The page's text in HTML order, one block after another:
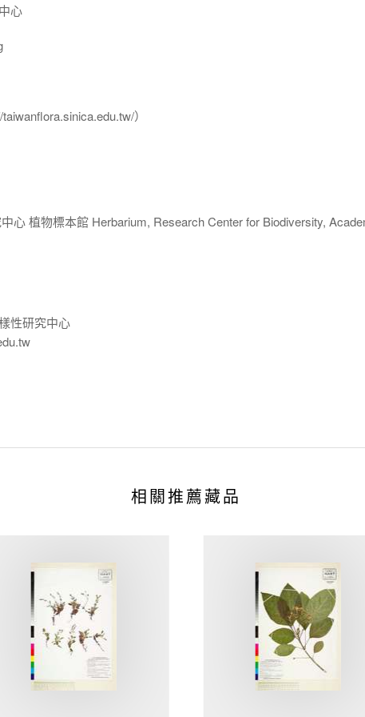
心
）
心 植物標本館 Herbarium, Research Center for Biodiversity,
性研究中心
相關推薦藏品